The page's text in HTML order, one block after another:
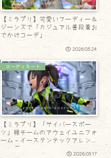
【ミラプリ】可愛いフーディー＆
ジーンズで「カジュアル普段着お
でかけコーデ」
2026.05.24
コーディネート
【ミラプリ】「サイバースポー
ツ」緑チームのアウェイユニフォ
ーム – イースタンテックアレンジ
コーデ
2026.05.17